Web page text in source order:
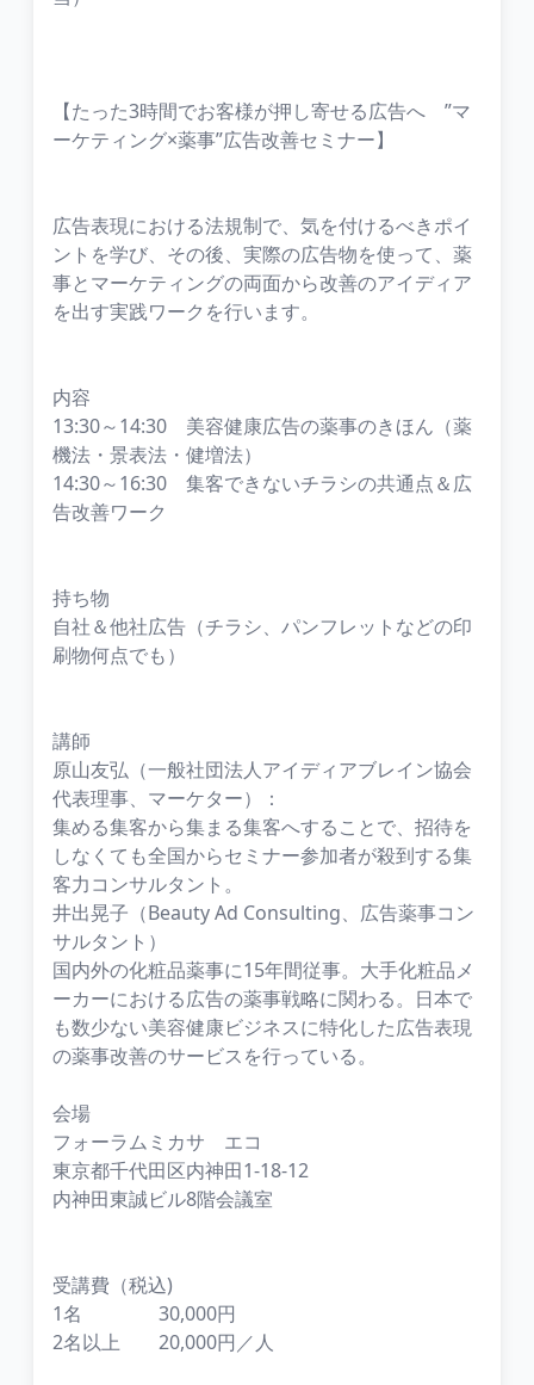
【たった3時間でお客様が押し寄せる広告へ ”マ
ーケティング×薬事”広告改善セミナー】
広告表現における法規制で、気を付けるべきポイ
ントを学び、その後、実際の広告物を使って、薬
事とマーケティングの両面から改善のアイディア
を出す実践ワークを行います。
内容
13:30～14:30 美容健康広告の薬事のきほん（薬
機法・景表法・健増法）
14:30～16:30 集客できないチラシの共通点＆広
告改善ワーク
持ち物
自社＆他社広告（チラシ、パンフレットなどの印
刷物何点でも）
講師
原山友弘（一般社団法人アイディアブレイン協会
代表理事、マーケター）：
集める集客から集まる集客へすることで、招待を
しなくても全国からセミナー参加者が殺到する集
客力コンサルタント。
井出晃子（Beauty Ad Consulting、広告薬事コン
サルタント）
国内外の化粧品薬事に15年間従事。大手化粧品メ
ーカーにおける広告の薬事戦略に関わる。日本で
も数少ない美容健康ビジネスに特化した広告表現
の薬事改善のサービスを行っている。
会場
フォーラムミカサ エコ
東京都千代田区内神田1-18-12
内神田東誠ビル8階会議室
受講費（税込)
1名 30,000円
2名以上 20,000円／人